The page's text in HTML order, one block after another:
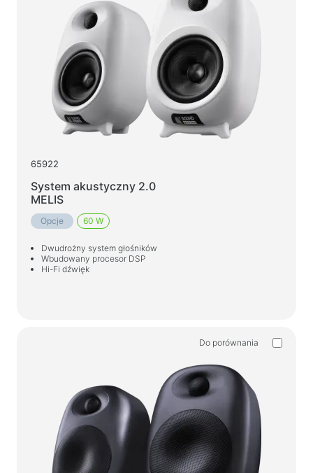
65922
System akustyczny 2.0
MELIS
Opcje 60 W
Dwudrożny system głośników
Wbudowany procesor DSP
Hi-Fi dźwięk
Do porównania